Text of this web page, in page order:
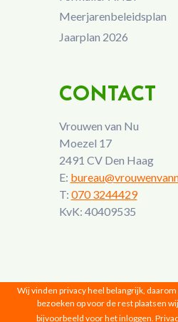
Meerjarenbeleidsplan
Jaarplan 2026
CONTACT
Vrouwen van Nu
Moezel 17
2491 CV Den Haag
E:
T: 070 3244429
KvK: 40409535
Vrouwen van Nu © 2026 |
Wij vinden privacy heel belangrijk,
bezoeken op voor de rest plaatsen
bijvoorbeeld voor het inloggen.